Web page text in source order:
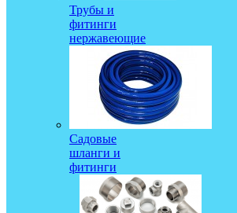
Трубы и
фитинги
нержавеющие
Садовые
шланги и
фитинги